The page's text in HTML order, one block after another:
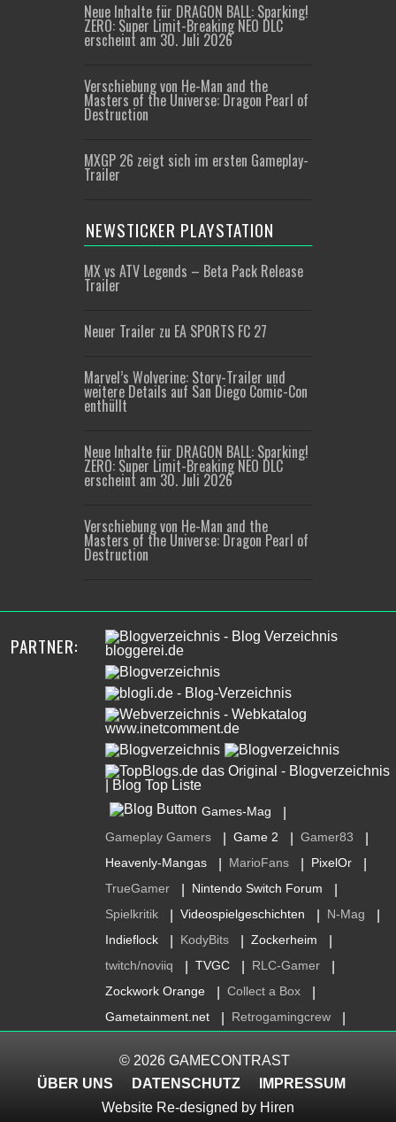
Neue Inhalte für DRAGON BALL: Sparking!
ZERO: Super Limit-Breaking NEO DLC
erscheint am 30. Juli 2026
Verschiebung von He-Man and the
Masters of the Universe: Dragon Pearl of
Destruction
MXGP 26 zeigt sich im ersten Gameplay-
Trailer
NEWSTICKER PLAYSTATION
MX vs ATV Legends – Beta Pack Release
Trailer
Neuer Trailer zu EA SPORTS FC 27
Marvel’s Wolverine: Story-Trailer und
weitere Details auf San Diego Comic-Con
enthüllt
Neue Inhalte für DRAGON BALL: Sparking!
ZERO: Super Limit-Breaking NEO DLC
erscheint am 30. Juli 2026
Verschiebung von He-Man and the
Masters of the Universe: Dragon Pearl of
Destruction
PARTNER:
Games-Mag
Gameplay Gamers Game 2 Gamer83
Heavenly-Mangas MarioFans PixelOr
TrueGamer Nintendo Switch Forum
Spielkritik Videospielgeschichten N-Mag
Indieflock KodyBits Zockerheim
twitch/noviiq TVGC RLC-Gamer
Zockwork Orange Collect a Box
Gametainment.net Retrogamingcrew
© 2026 GAMECONTRAST
ÜBER UNS
DATENSCHUTZ
IMPRESSUM
Website Re-designed by Hiren